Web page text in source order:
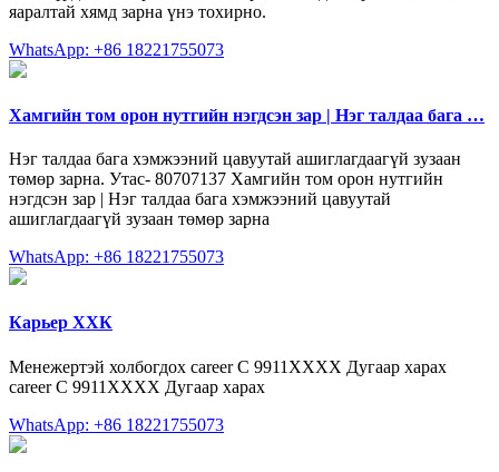
яаралтай хямд зарна үнэ тохирно.
WhatsApp: +86 18221755073
Хамгийн том орон нутгийн нэгдсэн зар | Нэг талдаа бага …
Нэг талдаа бага хэмжээний цавуутай ашиглагдаагүй зузаан
төмөр зарна. Утас- 80707137 Хамгийн том орон нутгийн
нэгдсэн зар | Нэг талдаа бага хэмжээний цавуутай
ашиглагдаагүй зузаан төмөр зарна
WhatsApp: +86 18221755073
Карьер ХХК
Менежертэй холбогдох career C 9911XXXX Дугаар харах
career C 9911XXXX Дугаар харах
WhatsApp: +86 18221755073